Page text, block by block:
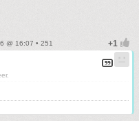
@ 16:07 • 251